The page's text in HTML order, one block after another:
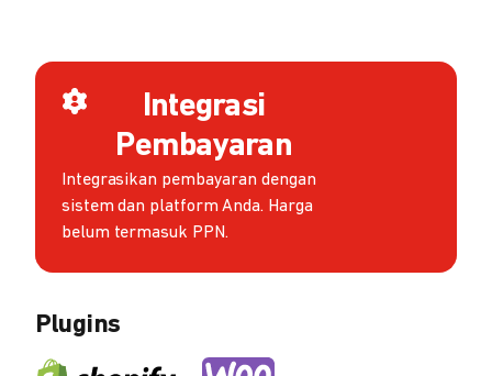
Integrasi
Pembayaran
Integrasikan pembayaran dengan
sistem dan platform Anda. Harga
belum termasuk PPN.
Plugins